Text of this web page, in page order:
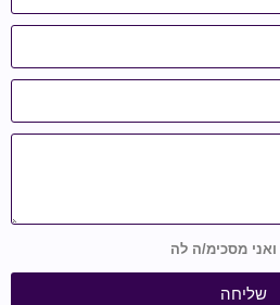
ואני מסכימ/ה לה
שליחה